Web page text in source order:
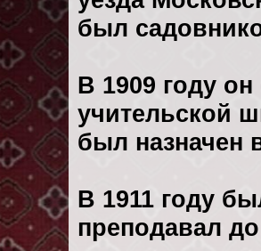
был
В 1909 году
учительской
был назначен
В 1911 году
преподавал до